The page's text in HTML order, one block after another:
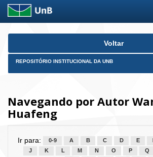
Skip
Voltar
REPOSITÓRIO INSTITUCIONAL DA UNB
Navegando por Autor
Huafeng
Ir para: 0-9 A B C D E
J
K L M N O P Q